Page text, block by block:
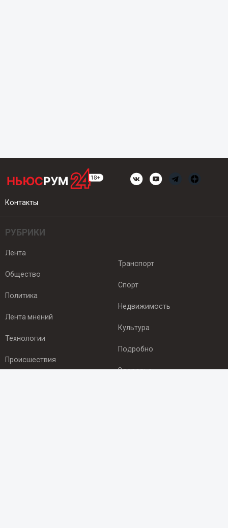
Контакты
РУБРИКИ
Лента
Общество
Политика
Лента мнений
Технологии
Происшествия
Транспорт
Спорт
Недвижимость
Культура
Подробно
Здоровье